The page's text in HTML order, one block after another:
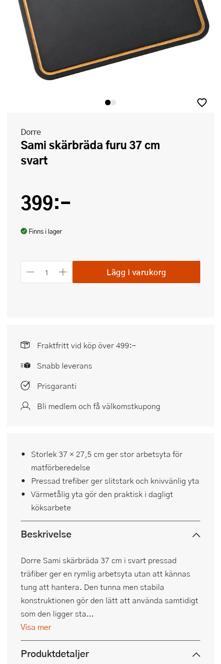
Dorre
Sami skärbräda furu 37 cm
svart
399:-
Finns i lager
Lägg i varukorg
Fraktfritt vid köp över 499:-
Snabb leverans
Prisgaranti
Bli medlem och få välkomstkupong
Storlek 37 × 27,5 cm ger stor arbetsyta för
matförberedelse
Pressad trefiber ger slitstark och knivvänlig yta
Värmetålig yta gör den praktisk i dagligt
köksarbete
Beskrivelse
Dorre Sami skärbräda 37 cm i svart pressad
träfiber ger en rymlig arbetsyta utan att kännas
tung att hantera. Den tunna men stabila
konstruktionen gör den lätt att använda samtidigt
som den ligger sta...
Visa mer
Produktdetaljer